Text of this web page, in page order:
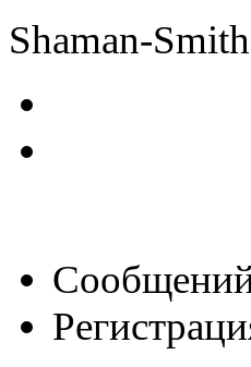
Shaman-Smith